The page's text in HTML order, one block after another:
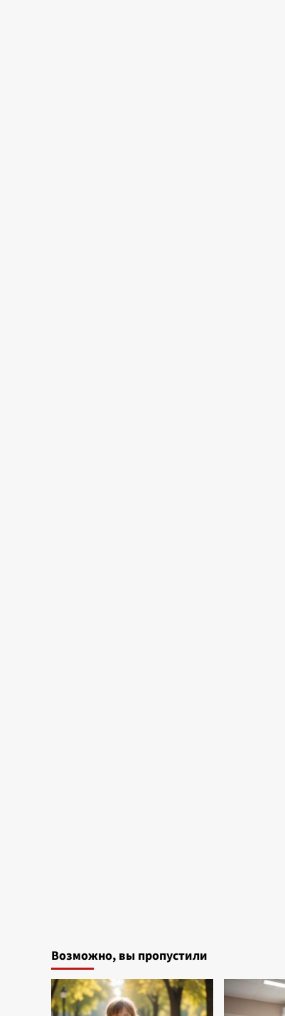
Возможно, вы пропустили